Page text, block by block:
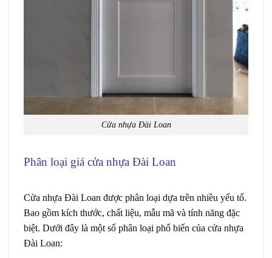
Cửa nhựa Đài Loan
Phân loại giá cửa nhựa Đài Loan
Cửa nhựa Đài Loan được phân loại dựa trên nhiều yếu tố.
Bao gồm kích thước, chất liệu, mẫu mã và tính năng đặc
biệt. Dưới đây là một số phân loại phổ biến của cửa nhựa
Đài Loan: